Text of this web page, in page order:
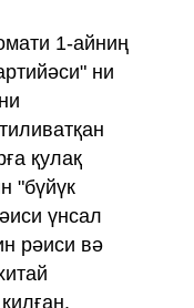
1-айниң
ни
қулақ
"бүйүк
үнсал
рәиси вә